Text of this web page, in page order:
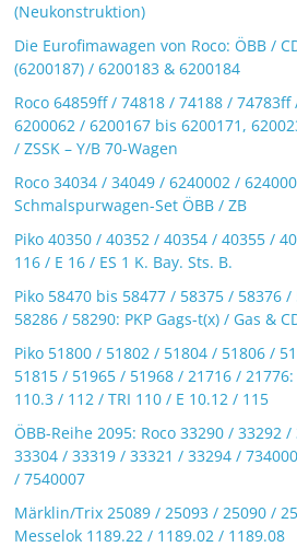
(Neukonstruktion)
Die Eurofimawagen von Roco: ÖBB /
(6200187) / 6200183 & 6200184
Roco 64859ff / 74818 / 74188 /
6200062 / 6200167 bis 6200171,
/ ZSSK – Y/B 70-Wagen
Roco 34034 / 34049 / 6240002 /
Schmalspurwagen-Set ÖBB / ZB
Piko 40350 / 40352 / 40354 / 40355 /
116 / E 16 / ES 1 K. Bay. Sts. B.
Piko 58470 bis 58477 / 58375 / 58376
58286 / 58290: PKP Gags-t(x) / Gas &
Piko 51800 / 51802 / 51804 / 51806 /
51815 / 51965 / 51968 / 21716 /
110.3 / 112 / TRI 110 / E 10.12 / 115
ÖBB-Reihe 2095: Roco 33290 / 33292
33304 / 33319 / 33321 / 33294 /
/ 7540007
Märklin/Trix 25089 / 25093 / 25090 /
Messelok 1189.22 / 1189.02 / 1189.08